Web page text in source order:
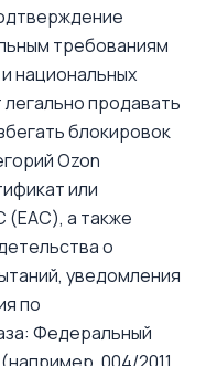
требованиям
национальных
продавать
блокировок
Ozon
или
а также
о
уведомления
по
Федеральный